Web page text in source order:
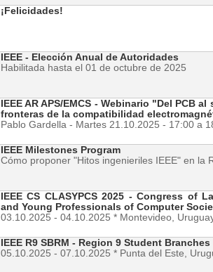
¡Felicidades!
IEEE - Elección Anual de Autoridades
Habilitada hasta el 01 de octubre de 2025
IEEE AR APS/EMCS - Webinario "Del PCB
fronteras de la compatibilidad
Pablo Gardella - Martes 21.10.2025 - 17:00 a
IEEE Milestones Program
Cómo proponer "Hitos ingenieriles IEEE" en la
IEEE CS CLASYPCS 2025 - Congress of
and Young Professionals of Computer
03.10.2025 - 04.10.2025 * Montevideo,
IEEE R9 SBRM - Region 9 Student
05.10.2025 - 07.10.2025 * Punta del Este,